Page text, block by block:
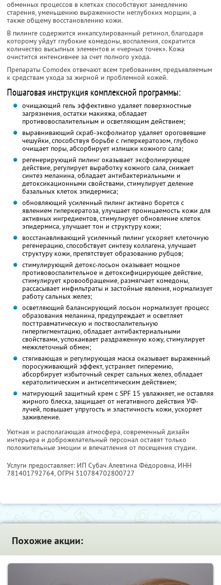
обменных процессов в клетках способствуют замедлению
старения, уменьшению выраженности неглубоких морщин, а
также общему восстановлению кожи.
В пилинге содержится инкапсулированный ретинол, благодаря
которому уйдут глубокие комедоны, воспаления, сократится
количество высыпных элементов и «черных точек». Кожа
очистится интенсивнее за счет полного ухода.
Препараты Comodex отвечают всем требованиям, предъявляемым
к средствам ухода за жирной и проблемной кожей.
Пошаговая инструкция комплексной программы:
очищающий гель эффективно удаляет поверхностные
загрязнения, остатки макияжа, обладает
противовоспалительным и осветляющим действием;
выравнивающий скраб-эксфолиатор удаляет ороговевшие
чешуйки, способствуя борьбе с гиперкератозом, глубоко
очищает поры, абсорбирует излишки кожного сала;
регенерирующий пилинг оказывает эксфолиирующее
действие, регулирует выработку кожного сала, снижает
синтез меланина, обладает антибактериальными и
детоксикационными свойствами, стимулирует деление
базальных клеток эпидермиса;
обновляющий усиленный пилинг активно борется с
явлением гиперкератоза, улучшает проницаемость кожи для
активных ингредиентов, стимулирует обновление клеток
эпидермиса, улучшает тон и структуру кожи;
восстанавливающий усиленный пилинг ускоряет клеточную
регенерацию, способствует синтезу коллагена, улучшает
структуру кожи, препятствует образованию рубцов;
стимулирующий детокс-лосьон оказывает мощное
противовоспалительное и детоксифицирующее действие,
стимулирует кровообращение, размягчает комедоны,
рассасывает инфильтраты и застойные явления, нормализует
работу сальных желез;
осветляющий балансирующий лосьон нормализует процесс
образования меланина, предупреждает и осветляет
посттравматическую и поствоспалительную
гиперпигментацию, обладает антибактериальными
свойствами, успокаивает раздраженную кожу, стимулирует
межклеточный обмен;
стягивающая и регулирующая маска оказывает выраженный
поросуживающий эффект, устраняет гиперемию,
абсорбирует избыточный секрет сальных желез, обладает
кератолитическим и антисептическим действием;
матирующий защитный крем с SPF 15 увлажняет, не оставляя
жирного блеска, защищает от негативного действия УФ-
лучей, повышает упругость и эластичность кожи, ускоряет
заживление.
Уютная и располагающая атмосфера, современный дизайн
интерьера и доброжелательный персонал оставят только
положительные эмоции и впечатления от посещения студии.
Услуги предоставляет: ИП Субач Алевтина Фёдоровна, ИНН
781401792764, ОГРН 310784702800727
Похожие акции: